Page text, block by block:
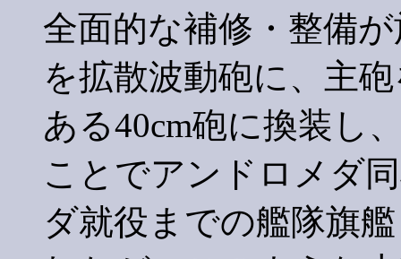
全面的な補修・整備
を拡散波動砲に、主
ある40cm砲に換装し
ことでアンドロメダ
ダ就役までの艦隊旗